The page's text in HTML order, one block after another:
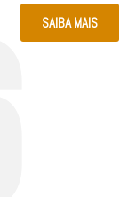
SAIBA MAIS